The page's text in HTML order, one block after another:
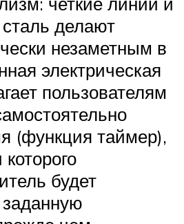
делают
незаметным в
электрическая
пользователям
(функция таймер),
будет